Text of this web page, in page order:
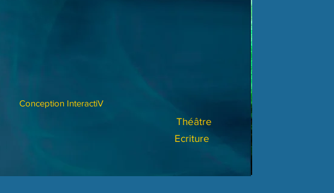
Conception InteractiV
Ecriture
Théâtre